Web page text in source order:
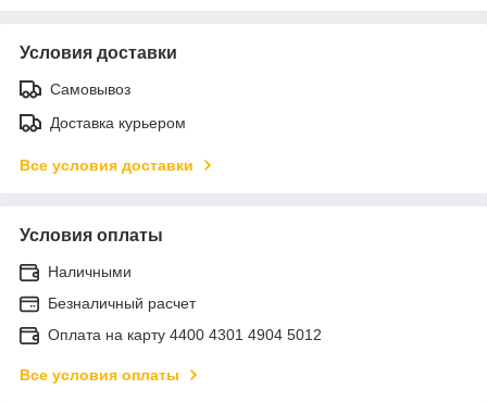
Условия доставки
Самовывоз
Доставка курьером
Все условия доставки
Условия оплаты
Наличными
Безналичный расчет
Оплата на карту 4400 4301 4904 5012
Все условия оплаты